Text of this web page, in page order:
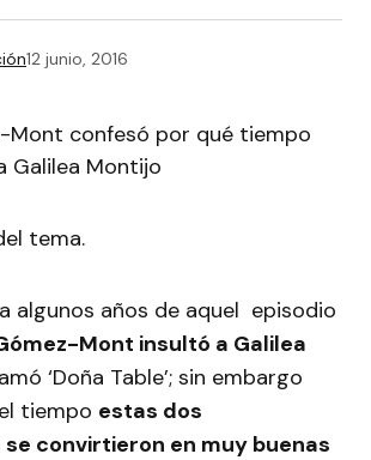
12 junio, 2016
tema.
algunos años de aquel episodio
Mont insultó a Galilea
‘Doña Table’; sin embargo
tiempo estas dos
convirtieron en muy buenas